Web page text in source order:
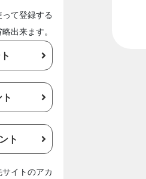
て登録する
出来ます。
ト
イトのアカ